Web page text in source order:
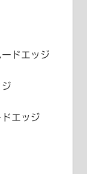
ドエッジ
エッジ